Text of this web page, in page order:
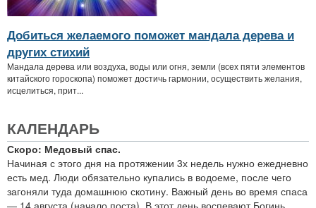
Добиться желаемого поможет мандала дерева и
других стихий
Мандала дерева или воздуха, воды или огня, земли (всех пяти элементов
китайского гороскопа) поможет достичь гармонии, осуществить желания,
исцелиться, прит...
КАЛЕНДАРЬ
Скоро: Медовый спас.
Начиная с этого дня на протяжении 3х недель нужно ежедневно
есть мед. Люди обязательно купались в водоеме, после чего
загоняли туда домашнюю скотину. Важный день во время спаса
— 14 августа (начало поста). В этот день воспевают Богинь